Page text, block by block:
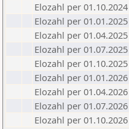
Elozahl per 01.10.2024
Elozahl per 01.01.2025
Elozahl per 01.04.2025
Elozahl per 01.07.2025
Elozahl per 01.10.2025
Elozahl per 01.01.2026
Elozahl per 01.04.2026
Elozahl per 01.07.2026
Elozahl per 01.10.2026